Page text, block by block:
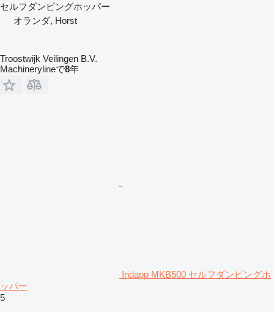
セルフダンピングホッパー
オランダ, Horst
Troostwijk Veilingen B.V.
Machinerylineで8年
Indapp MKB500 セルフダンピングホ
ッパー
5